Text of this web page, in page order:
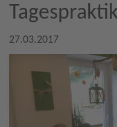
27.03.2017